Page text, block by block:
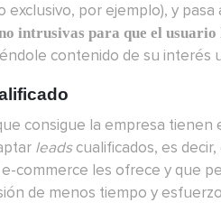
exclusivo, por ejemplo), y
intrusivas para que el
contenido de su interés
consigue la empresa tienen
leadscualificados, es
commerce les ofrece y que
de menos tiempo y